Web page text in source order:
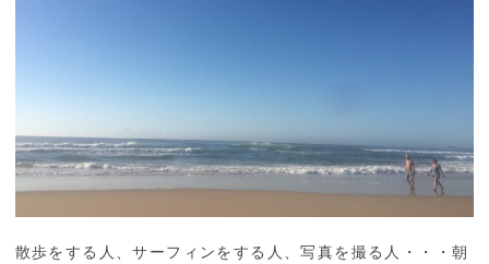
散歩をする人、サーフィンをする人、写真を撮る人・・・朝